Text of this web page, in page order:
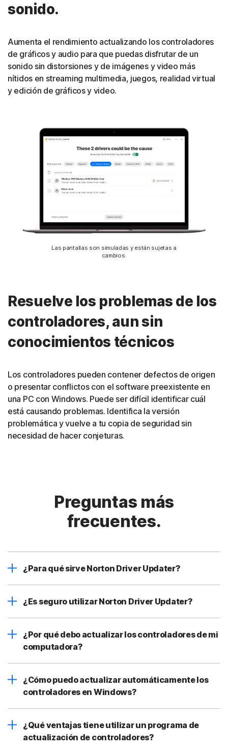
sonido.
Aumenta el rendimiento actualizando los controladores
de gráficos y audio para que puedas disfrutar de un
sonido sin distorsiones y de imágenes y video más
nítidos en streaming multimedia, juegos, realidad virtual
y edición de gráficos y video.
Las pantallas son simuladas y están sujetas a
cambios.
Resuelve los problemas de los
controladores, aun sin
conocimientos técnicos
Los controladores pueden contener defectos de origen
o presentar conflictos con el software preexistente en
una PC con Windows. Puede ser difícil identificar cuál
está causando problemas. Identifica la versión
problemática y vuelve a tu copia de seguridad sin
necesidad de hacer conjeturas.
Preguntas más
frecuentes.
¿Para qué sirve Norton Driver Updater?
¿Es seguro utilizar Norton Driver Updater?
¿Por qué debo actualizar los controladores de mi
computadora?
¿Cómo puedo actualizar automáticamente los
controladores en Windows?
¿Qué ventajas tiene utilizar un programa de
actualización de controladores?